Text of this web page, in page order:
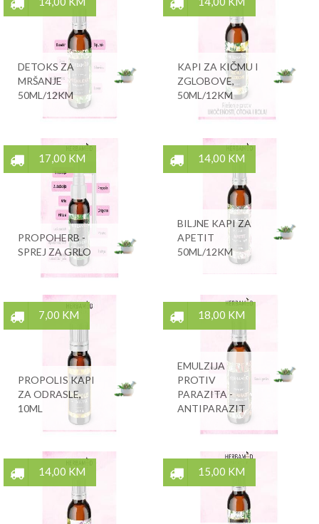
DETOKS ZA
MRŠANJE
50ML/12KM
KAPI ZA KIČMU I
ZGLOBOVE,
50ML/12KM
17,00 KM
PROPOHERB -
SPREJ ZA GRLO
14,00 KM
BILJNE KAPI ZA
APETIT
50ML/12KM
7,00 KM
PROPOLIS KAPI
ZA ODRASLE,
10ML
18,00 KM
EMULZIJA
PROTIV
PARAZITA -
ANTIPARAZIT
14,00 KM 15,00 KM